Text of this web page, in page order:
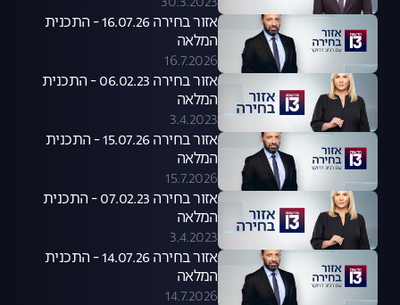
אזור בחירה 16.07.26 - התכנית
המלאה
16.7.2026
אזור בחירה 06.02.23 - התכנית
המלאה
3.4.2023
אזור בחירה 15.07.26 - התכנית
המלאה
15.7.2026
אזור בחירה 07.02.23 - התכנית
המלאה
3.4.2023
אזור בחירה 14.07.26 - התכנית
המלאה
14.7.2026